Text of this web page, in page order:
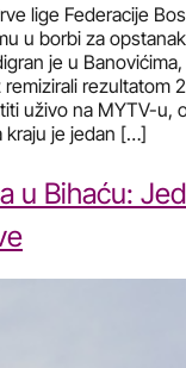
lige Federacije
u borbi za
je u
rezultatom
uživo na MYTV-u,
kraju je jedan […]
u Bihaću: